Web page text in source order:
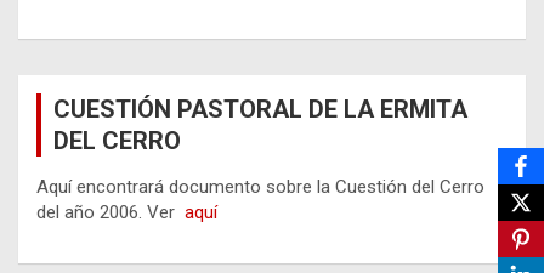
CUESTIÓN PASTORAL DE LA ERMITA
DEL CERRO
Aquí encontrará documento sobre la Cuestión del Cerro
del año 2006. Ver aquí